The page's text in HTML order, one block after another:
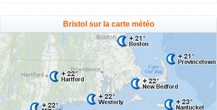
Bristol sur la carte météo